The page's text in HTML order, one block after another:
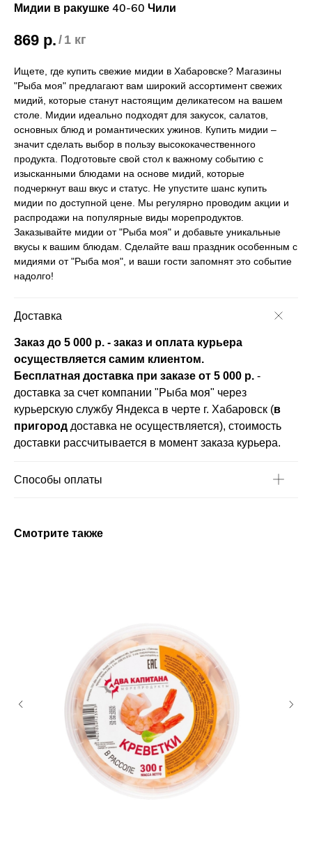
Мидии в ракушке 40-60 Чили
869 р. / 1 кг
Ищете, где купить свежие мидии в Хабаровске? Магазины
"Рыба моя" предлагают вам широкий ассортимент свежих
мидий, которые станут настоящим деликатесом на вашем
столе. Мидии идеально подходят для закусок, салатов,
основных блюд и романтических ужинов. Купить мидии –
значит сделать выбор в пользу высококачественного
продукта. Подготовьте свой стол к важному событию с
изысканными блюдами на основе мидий, которые
подчеркнут ваш вкус и статус. Не упустите шанс купить
мидии по доступной цене. Мы регулярно проводим акции и
распродажи на популярные виды морепродуктов.
Заказывайте мидии от "Рыба моя" и добавьте уникальные
вкусы к вашим блюдам. Сделайте ваш праздник особенным с
мидиями от "Рыба моя", и ваши гости запомнят это событие
надолго!
Доставка
Заказ до 5 000 р. - заказ и оплата курьера
осуществляется самим клиентом.
Бесплатная доставка при заказе от 5 000 р. -
доставка за счет компании "Рыба моя" через
курьерскую службу Яндекса в черте г. Хабаровск (в
пригород доставка не осуществляется), стоимость
доставки рассчитывается в момент заказа курьера.
Способы оплаты
Смотрите также